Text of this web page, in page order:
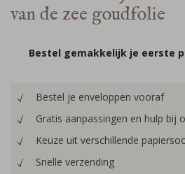
van de zee goudfolie
Bestel gemakkelijk je eerste
Bestel je enveloppen vooraf
Gratis aanpassingen en hulp bij
Keuze uit verschillende
Snelle verzending